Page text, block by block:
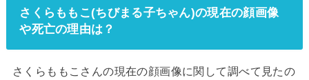
さくらももこ(ちびまる子ちゃん)の現在の顔画像
や死亡の理由は？
さくらももこさんの現在の顔画像に関して調べて見たの